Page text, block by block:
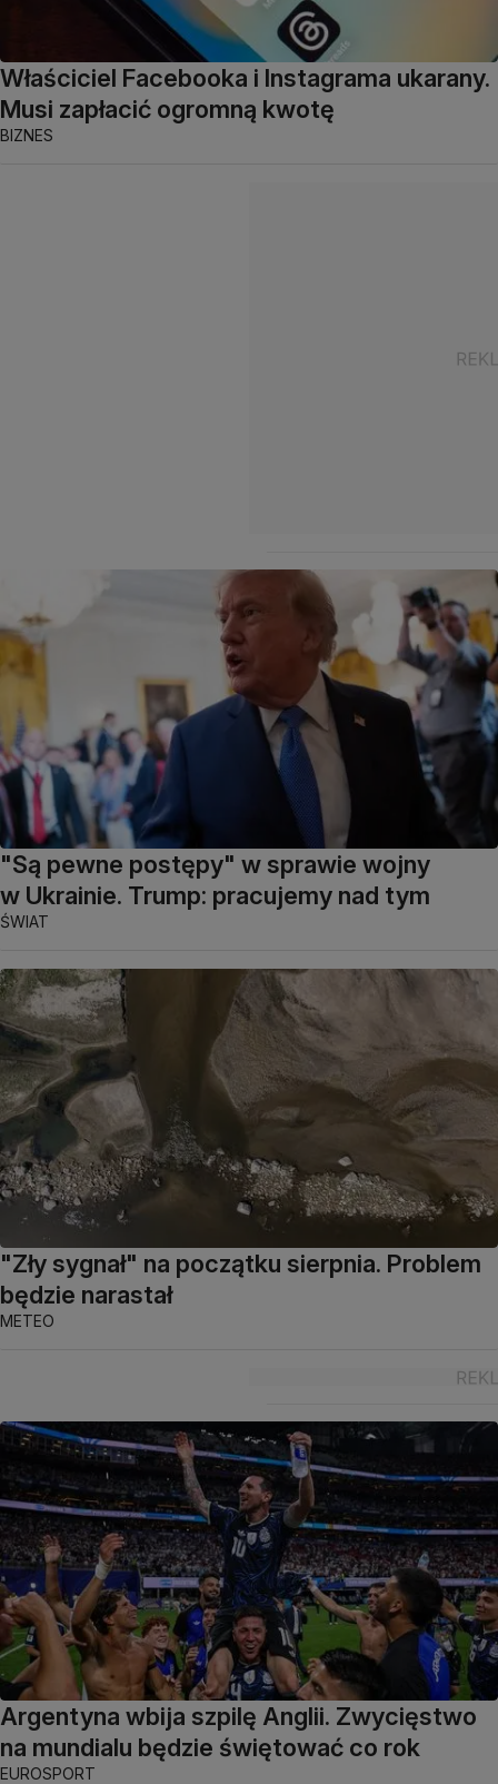
Właściciel Facebooka i Instagrama ukarany.
Musi zapłacić ogromną kwotę
BIZNES
"Są pewne postępy" w sprawie wojny
w Ukrainie. Trump: pracujemy nad tym
ŚWIAT
"Zły sygnał" na początku sierpnia. Problem
będzie narastał
METEO
Argentyna wbija szpilę Anglii. Zwycięstwo
na mundialu będzie świętować co rok
EUROSPORT